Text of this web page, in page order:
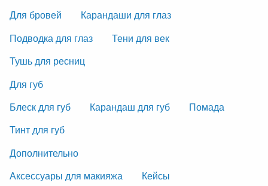
Для бровей
Карандаши для глаз
Подводка для глаз
Тени для век
Тушь для ресниц
Для губ
Блеск для губ
Карандаш для губ
Помада
Тинт для губ
Дополнительно
Аксессуары для макияжа
Кейсы